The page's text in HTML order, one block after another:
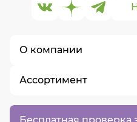
Бесплатная проверка
О компании
О нас
Контакты
Ассортимент